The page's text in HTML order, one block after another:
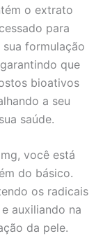
o extrato
para
formulação
que
bioativos
a seu
saúde.
você está
do básico.
os radicais
auxiliando na
da pele.